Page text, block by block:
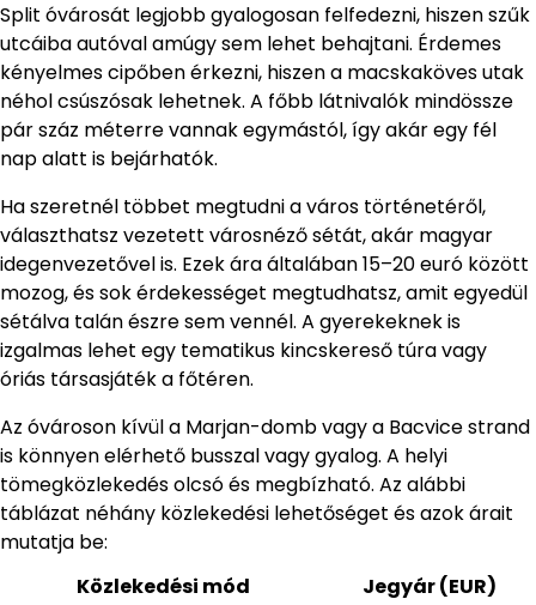
Split óvárosát legjobb gyalogosan felfedezni, hiszen szűk
utcáiba autóval amúgy sem lehet behajtani. Érdemes
kényelmes cipőben érkezni, hiszen a macskaköves utak
néhol csúszósak lehetnek. A főbb látnivalók mindössze
pár száz méterre vannak egymástól, így akár egy fél
nap alatt is bejárhatók.
Ha szeretnél többet megtudni a város történetéről,
választhatsz vezetett városnéző sétát, akár magyar
idegenvezetővel is. Ezek ára általában 15–20 euró között
mozog, és sok érdekességet megtudhatsz, amit egyedül
sétálva talán észre sem vennél. A gyerekeknek is
izgalmas lehet egy tematikus kincskereső túra vagy
óriás társasjáték a főtéren.
Az óvároson kívül a Marjan-domb vagy a Bacvice strand
is könnyen elérhető busszal vagy gyalog. A helyi
tömegközlekedés olcsó és megbízható. Az alábbi
táblázat néhány közlekedési lehetőséget és azok árait
mutatja be:
Közlekedési mód
Jegyár (EUR)